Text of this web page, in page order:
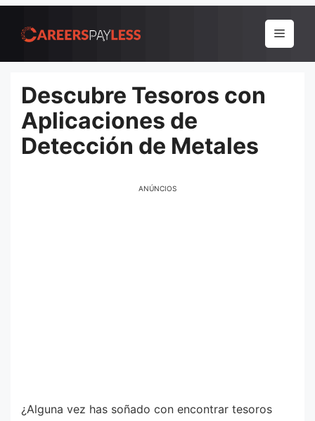
para
conteúdo
Menu
Descubre Tesoros con
Aplicaciones de
Detección de Metales
ANÚNCIOS
¿Alguna vez has soñado con encontrar tesoros